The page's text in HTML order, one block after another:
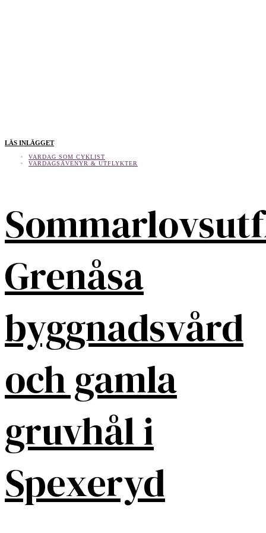
LÄS INLÄGGET
VARDAG SOM CYKLIST
VARDAGSÄVENYR & UTFLYKTER
Grenåsa
byggnadsvård
och gamla
gruvhål i
Spexeryd